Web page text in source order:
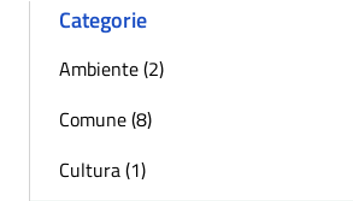
Categorie
Ambiente (2)
Comune (8)
Cultura (1)